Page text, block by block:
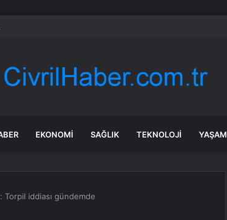
zirvesinde
EKONOMI SAĞLIK TEKNOLOJI YAŞAM
Torpil iddiası gündemde